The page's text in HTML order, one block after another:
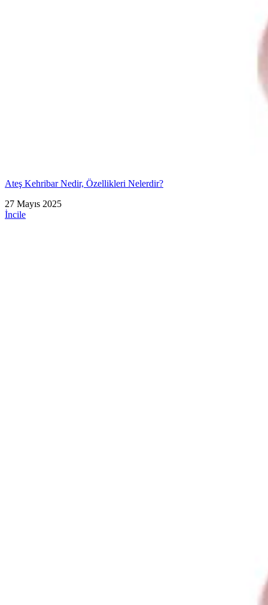
Ateş Kehribar Nedir, Özellikleri Nelerdir?
27 Mayıs 2025
İncile